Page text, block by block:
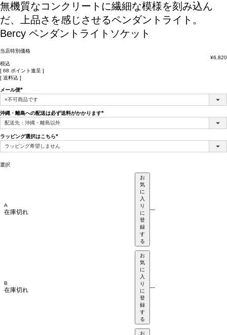
無機質なコンクリートに繊細な模様を刻み込ん
だ、上品さを感じさせるペンダントライト。
Bercy ペンダントライトソケット
当店特別価格
¥6,820
税込
[ 68 ポイント進呈 ]
送料込
メール便
(必
須)
沖縄・離島への配送は必ず送料がかかります
ラッピング選択はこちら
(必
選択
A
在庫切れ
お
気
に
入
り
に
登
録
す
る
—
B
在庫切れ
お
気
に
入
り
に
登
録
す
る
—
お